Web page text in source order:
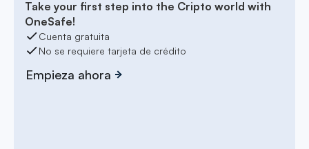
Take your first step into the Cripto world with
OneSafe!
Cuenta gratuita
No se requiere tarjeta de crédito
Empieza ahora